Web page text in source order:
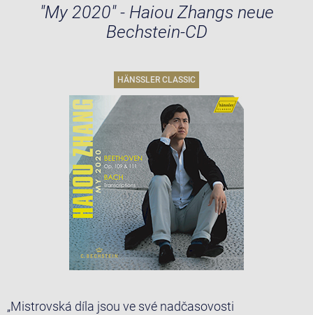
"My 2020" - Haiou Zhangs neue
Bechstein-CD
HÄNSSLER CLASSIC
„Mistrovská díla jsou ve své nadčasovosti